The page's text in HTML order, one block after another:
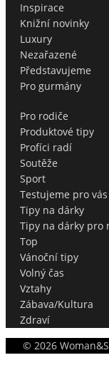
Inspirace
Knižní novinky
Luxury
Nezařazené
Představujeme
Pro gurmány
Pro rodiče
Produktové tipy
Profíci radí
Soutěže
Sport
Testujeme pro vás
Tipy na dárky
Tipy na dárky pro
Top
Vánoční tipy
Volný čas
Vztahy
Zábava/Kultura
Zdraví
© 2026